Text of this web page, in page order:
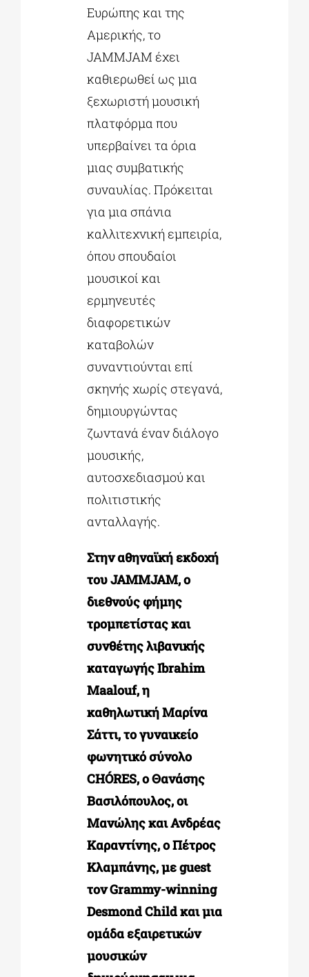
Ευρώπης και της
Αμερικής, το
JAMMJAM έχει
καθιερωθεί ως μια
ξεχωριστή μουσική
πλατφόρμα που
υπερβαίνει τα όρια
μιας συμβατικής
συναυλίας. Πρόκειται
για μια σπάνια
καλλιτεχνική εμπειρία,
όπου σπουδαίοι
μουσικοί και
ερμηνευτές
διαφορετικών
καταβολών
συναντιούνται επί
σκηνής χωρίς στεγανά,
δημιουργώντας
ζωντανά έναν διάλογο
μουσικής,
αυτοσχεδιασμού και
πολιτιστικής
ανταλλαγής.
Στην αθηναϊκή εκδοχή
του JAMMJAM, ο
διεθνούς φήμης
τρομπετίστας και
συνθέτης λιβανικής
καταγωγής Ibrahim
Maalouf, η
καθηλωτική Μαρίνα
Σάττι, το γυναικείο
φωνητικό σύνολο
CHÓRES, ο Θανάσης
Βασιλόπουλος, οι
Μανώλης και Ανδρέας
Καραντίνης, ο Πέτρος
Κλαμπάνης, με guest
τον Grammy-winning
Desmond Child και μια
ομάδα εξαιρετικών
μουσικών